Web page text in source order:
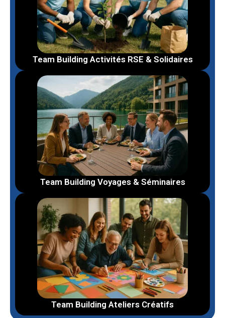
Team Building Activités RSE & Solidaires
Team Building Voyages & Séminaires
Team Building Ateliers Créatifs